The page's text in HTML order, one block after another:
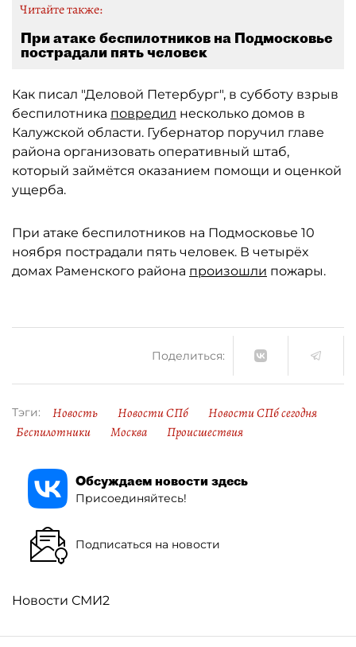
Читайте также:
При атаке беспилотников на Подмосковье
пострадали пять человек
Как писал "Деловой Петербург", в субботу взрыв
беспилотника повредил несколько домов в
Калужской области. Губернатор поручил главе
района организовать оперативный штаб,
который займётся оказанием помощи и оценкой
ущерба.
При атаке беспилотников на Подмосковье 10
ноября пострадали пять человек. В четырёх
домах Раменского района произошли пожары.
Поделиться:
Тэги: Новость Новости СПб
Новости СПб сегодня
Беспилотники
Москва Происшествия
Обсуждаем новости здесь
Присоединяйтесь!
Подписаться на новости
Новости СМИ2